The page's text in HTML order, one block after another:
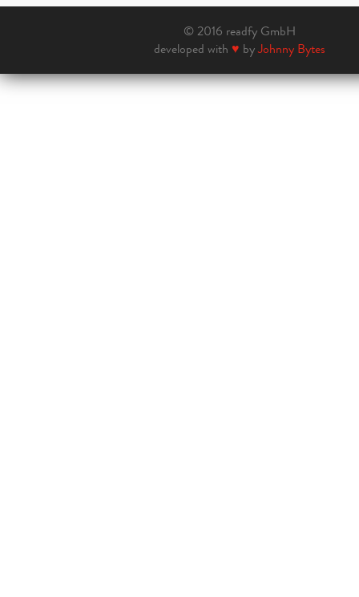
© 2016 readfy GmbH
developed with ♥ byJohnny Bytes